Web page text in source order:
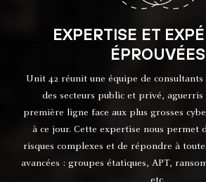
EXPERTISE ET
ÉPROUVÉES
Unit 42 réunit une équipe de consultants
des secteurs public et privé, aguerris
première ligne face aux plus grosses
à ce jour. Cette expertise nous permet
risques complexes et de répondre à
avancées : groupes étatiques, APT,